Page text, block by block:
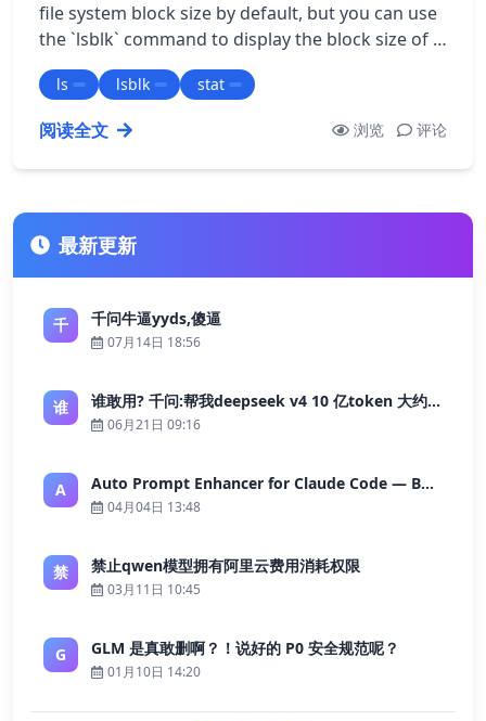
file system block size by default, but you can use
the `lsblk` command to display the block size of a
particular disk or partition. …
ls lsblk stat
阅读全文 浏览 评论
最新更新
千 千问牛逼yyds,傻逼
07月14日 18:56
谁 谁敢用? 千问:帮我deepseek v4 10 亿token 大约多少花费 ?
06月21日 09:16
A Auto Prompt Enhancer for Claude Code — Building a Highly Reliable AI Programming Workflow
04月04日 13:48
禁 禁止qwen模型拥有阿里云费用消耗权限
03月11日 10:45
G GLM 是真敢删啊？！说好的 P0 安全规范呢？
01月10日 14:20